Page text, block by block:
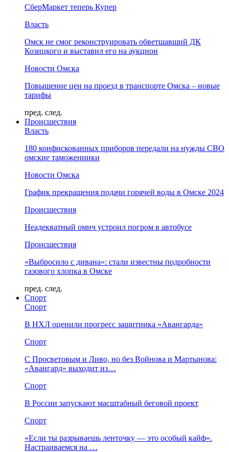
СберМаркет теперь Купер
Власть
Омск не смог реконструировать обветшавший ДК
Козицкого и выставил его на аукцион
Новости Омска
Повышение цен на проезд в транспорте Омска – новые
тарифы
пред. след.
Происшествия
Власть
180 конфискованных приборов передали на нужды СВО
омские таможенники
Новости Омска
График прекращения подачи горячей воды в Омске 2024
Происшествия
Неадекватный омич устроил погром в автобусе
Происшествия
«Выбросило с дивана»: стали известны подробности
газового хлопка в Омске
пред. след.
Спорт
Спорт
В НХЛ оценили прогресс защитника «Авангарда»
Спорт
С Просветовым и Ливо, но без Войнова и Мартынова:
«Авангард» выходит из…
Спорт
В России запускают масштабный беговой проект
Спорт
«Если ты разрываешь ленточку — это особый кайф».
Настраиваемся на …